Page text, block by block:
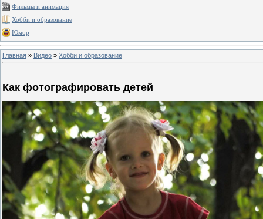
Фильмы и анимация
Хобби и образование
Юмор
Главная » Видео » Хобби и образование
Как фотографировать детей